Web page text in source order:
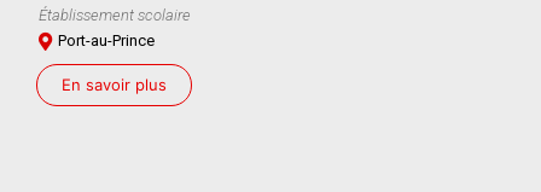
Établissement scolaire
Port-au-Prince
En savoir plus